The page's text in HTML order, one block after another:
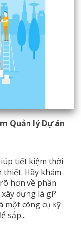
Quản lý Dự án
tiết kiệm thời
thiết. Hãy khám
hơn về phần
dựng là gì?
một công cụ kỹ
sắp...